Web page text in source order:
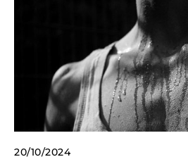
20/10/2024